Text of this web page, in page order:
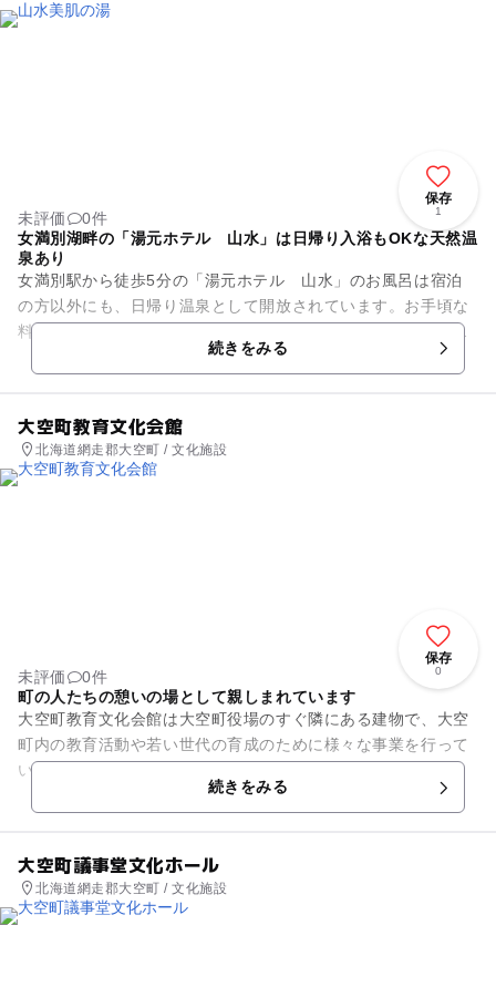
保存
1
未評価
0件
女満別湖畔の「湯元ホテル 山水」は日帰り入浴もOKな天然温
泉あり
女満別駅から徒歩5分の「湯元ホテル 山水」のお風呂は宿泊
の方以外にも、日帰り温泉として開放されています。お手頃な
料金ですばらしいお風呂の数々を堪能できるうれしいサービス
続きをみる
大空町教育文化会館
北海道網走郡大空町 / 文化施設
保存
0
未評価
0件
町の人たちの憩いの場として親しまれています
大空町教育文化会館は大空町役場のすぐ隣にある建物で、大空
町内の教育活動や若い世代の育成のために様々な事業を行って
いる財団が運営しています。この文化会館には511人が収容可
能な大ホールがあり、コン...続きをみる
大空町議事堂文化ホール
北海道網走郡大空町 / 文化施設